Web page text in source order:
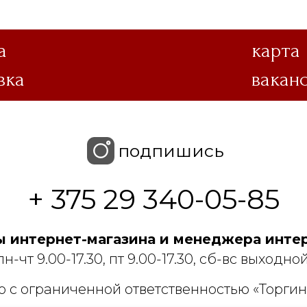
подпишись
+ 375 29 340-05-85
магазина и менеджера
чт 9.00-17.30, пт 9.00-17.30, сб-вс
ограниченной ответственностью